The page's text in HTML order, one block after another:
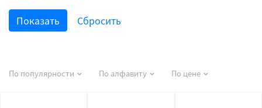
По популярности По алфавиту По цене